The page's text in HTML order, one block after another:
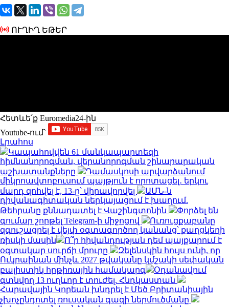
ՈՒՂԻՂ ԵԹԵՐ
Հետևե՛ք Euromedia24-ին
Youtube-ում`
Լրահոս
Կապահովվեն 61 մանկապարտեզի
հիմնանորոգման, վերանորոգման շինարարական
աշխատանքները
Դամասկոսի արվարձանում
միկրոավտոբուսում պայթյուն է որոտացել․ երկու
մարդ զոհվել է, 13-ը՝ վիրավորվել
ԱՄՆ-ն
դիվանագիտական ներկայացում է խաղում.
Թեհրանը քննադատել է Վաշինգտոնին
Փորձել են
գումար շորթել Telegram-ի միջոցով
Ուռուցքաբանը
զգուշացրել է վեյփ օգտագործող կանանց՝ քաղցկեղի
ռիսկի մասին
Ո՞ր հիվանդության դեմ պայքարում է
օգտակար սուրճի մրուրը
Զելենսկին հույս ունի, որ
Ուկրաինան մինչև 2027 թվականը կմշակի սեփական
բալիստիկ հրթիռային համակարգ
Օդանավում
գտնվող 13 ուղևոր է տուժել. Հնդկաստան
Հարավային Կորեան խնդրել է Մեծ Բրիտանիային
չխոչընդոտել ռուսական գազի ներմուծմանը